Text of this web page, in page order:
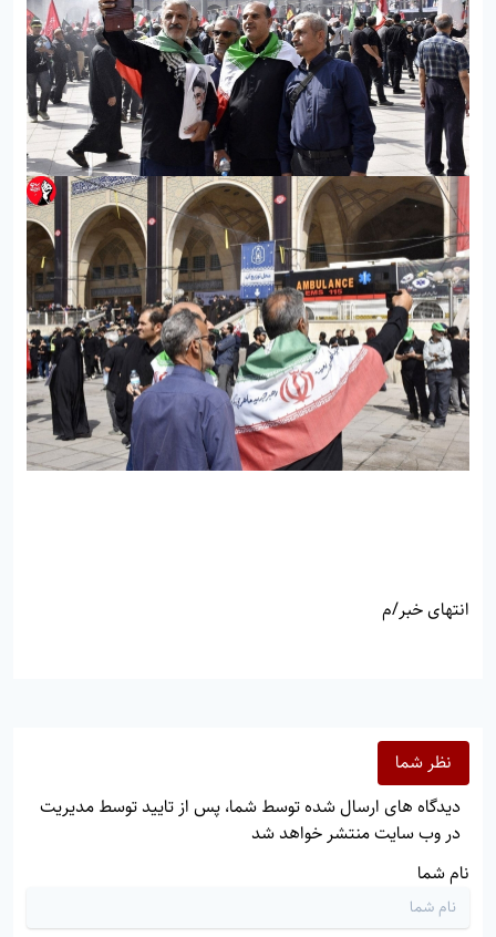
انتهای خبر/م
نظر شما
دیدگاه های ارسال شده توسط شما، پس از تایید توسط مدیریت
در وب سایت منتشر خواهد شد
نام شما